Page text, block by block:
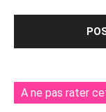
A ne pas rater